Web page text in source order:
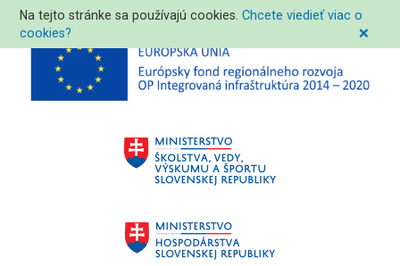
Na tejto stránke sa používajú cookies.Chcete viedieť viac o
cookies?
❌